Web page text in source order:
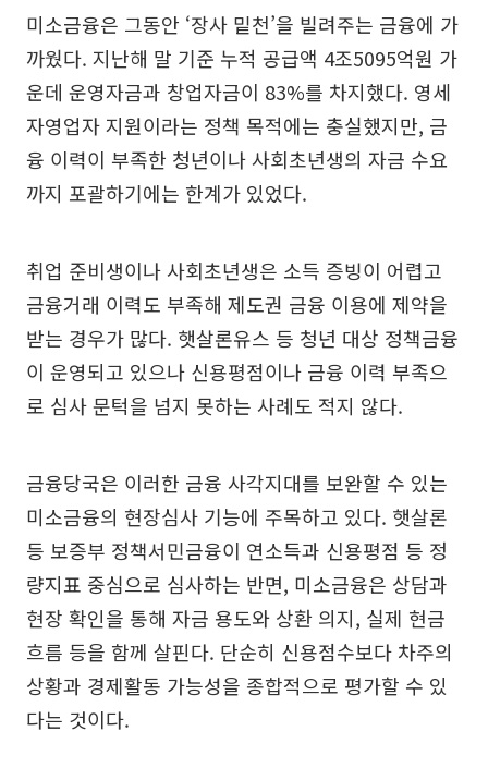
미소금융은 그동안 ‘장사 밑천’을 빌려주는 금융에 가
까웠다. 지난해 말 기준 누적 공급액 4조5095억원 가
운데 운영자금과 창업자금이 83%를 차지했다. 영세
자영업자 지원이라는 정책 목적에는 충실했지만, 금
융 이력이 부족한 청년이나 사회초년생의 자금 수요
까지 포괄하기에는 한계가 있었다.
취업 준비생이나 사회초년생은 소득 증빙이 어렵고
금융거래 이력도 부족해 제도권 금융 이용에 제약을
받는 경우가 많다. 햇살론유스 등 청년 대상 정책금융
이 운영되고 있으나 신용평점이나 금융 이력 부족으
로 심사 문턱을 넘지 못하는 사례도 적지 않다.
금융당국은 이러한 금융 사각지대를 보완할 수 있는
미소금융의 현장심사 기능에 주목하고 있다. 햇살론
등 보증부 정책서민금융이 연소득과 신용평점 등 정
량지표 중심으로 심사하는 반면, 미소금융은 상담과
현장 확인을 통해 자금 용도와 상환 의지, 실제 현금
흐름 등을 함께 살핀다. 단순히 신용점수보다 차주의
상황과 경제활동 가능성을 종합적으로 평가할 수 있
다는 것이다.